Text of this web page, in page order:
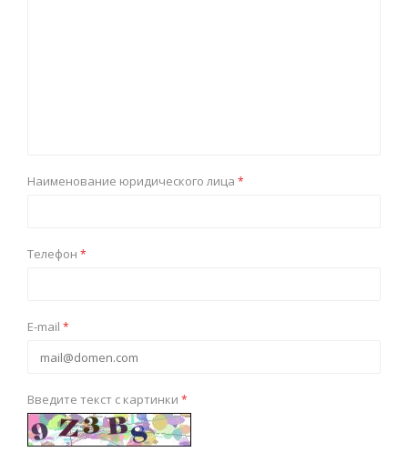
Наименование юридического лица *
Телефон *
E-mail *
Введите текст с картинки *